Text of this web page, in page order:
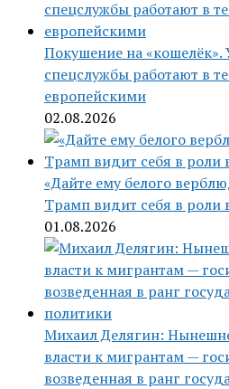
Покушение на «кошелёк».
спецслужбы работают в
европейскими
02.08.2026
«Дайте ему белого
Трамп видит себя в роли
01.08.2026
Михаил Делягин:
власти к мигрантам —
возведенная в ранг